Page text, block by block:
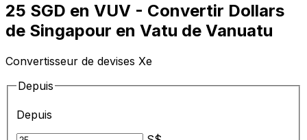
25 SGD en VUV - Convertir Dollars
de Singapour en Vatu de Vanuatu
Convertisseur de devises Xe
Depuis
Depuis